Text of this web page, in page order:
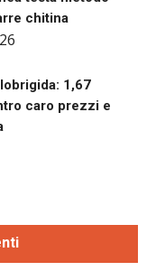
chitina
1,67
caro prezzi e